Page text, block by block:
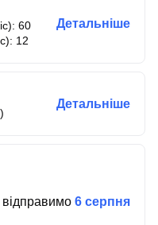
60
12
Детальніше
Детальніше
відправимо 6 серпня